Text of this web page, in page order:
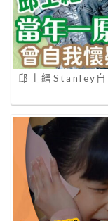
邱士縉Stanley